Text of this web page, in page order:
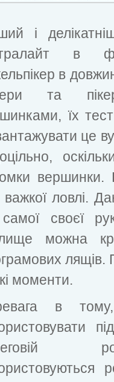
і
в
в
та
їх
це
вершинки.
важкої ловлі.
своєї
можна
моменти.
в